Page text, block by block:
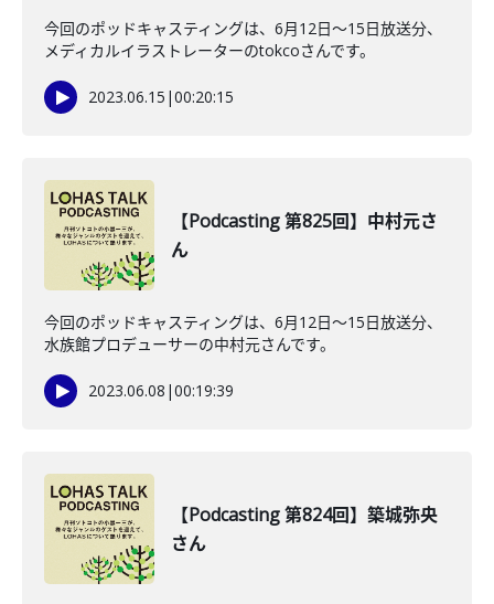
今回のポッドキャスティングは、6月12日〜15日放送分、
メディカルイラストレーターのtokcoさんです。
2023.06.15 |00:20:15
【Podcasting 第825回】中村元さ
ん
今回のポッドキャスティングは、6月12日〜15日放送分、
水族館プロデューサーの中村元さんです。
2023.06.08 |00:19:39
【Podcasting 第824回】築城弥央
さん